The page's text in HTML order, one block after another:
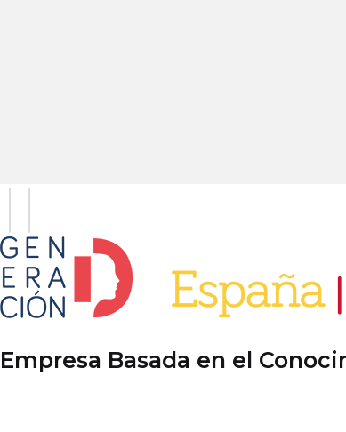
Empresa Basada en el